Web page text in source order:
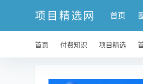
项目精选网 首页
首页 付费知识 项目精选